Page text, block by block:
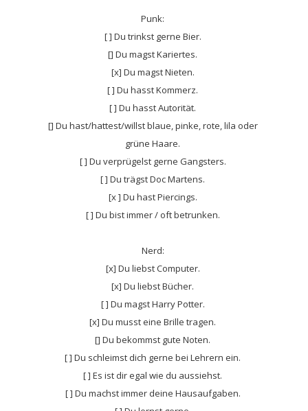
Punk:
[ ] Du trinkst gerne Bier.
[] Du magst Kariertes.
[x] Du magst Nieten.
[ ] Du hasst Kommerz.
[ ] Du hasst Autorität.
[] Du hast/hattest/willst blaue, pinke, rote, lila oder
grüne Haare.
[ ] Du verprügelst gerne Gangsters.
[ ] Du trägst Doc Martens.
[x ] Du hast Piercings.
[ ] Du bist immer / oft betrunken.
Nerd:
[x] Du liebst Computer.
[x] Du liebst Bücher.
[ ] Du magst Harry Potter.
[x] Du musst eine Brille tragen.
[] Du bekommst gute Noten.
[ ] Du schleimst dich gerne bei Lehrern ein.
[ ] Es ist dir egal wie du aussiehst.
[ ] Du machst immer deine Hausaufgaben.